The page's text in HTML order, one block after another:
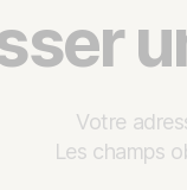
Votre
Les champs